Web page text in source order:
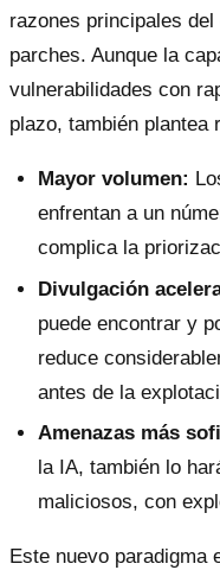
razones principales
parches. Aunque la
vulnerabilidades con
plazo, también plantea
Mayor volumen:
enfrentan a un
complica la
Divulgación
puede encontrar y
reduce
antes de la
Amenazas más
la IA, también lo
maliciosos, con
Este nuevo paradigma